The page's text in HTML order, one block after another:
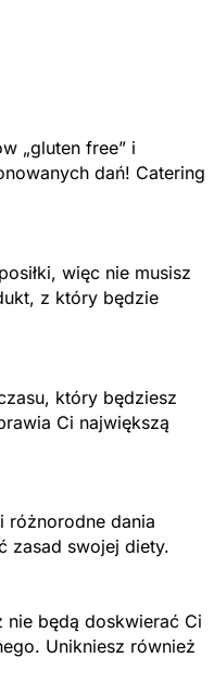
„gluten free” i
dań! Catering
więc nie musisz
z który będzie
który będziesz
Ci największą
różnorodne dania
zasad swojej diety.
nie będą doskwierać Ci
Unikniesz również